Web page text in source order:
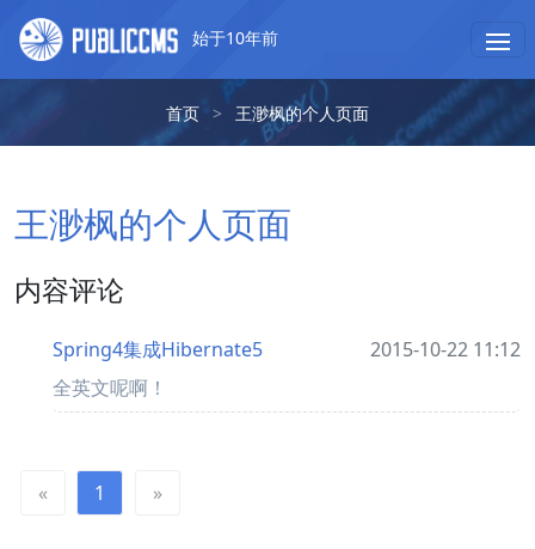
始于10年前
首页 > 王渺枫的个人页面
王渺枫的个人页面
内容评论
Spring4集成Hibernate5
2015-10-22 11:12
全英文呢啊！
« 1 »